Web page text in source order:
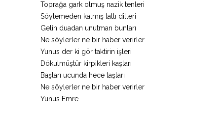
Toprağa gark olmuş nazik tenleri
Söylemeden kalmış tatlı dilleri
Gelin duadan unutman bunları
Ne söylerler ne bir haber verirler
Yunus der ki gör taktirin işleri
Dökülmüştür kirpikleri kaşları
Başları ucunda hece taşları
Ne söylerler ne bir haber verirler
Yunus Emre